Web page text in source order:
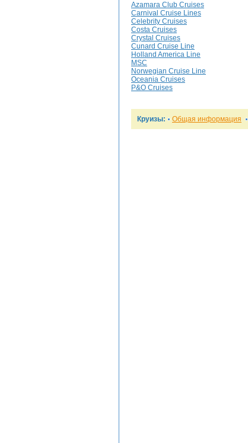
Azamara Club Cruises
Carnival Cruise Lines
Celebrity Cruises
Costa Cruises
Crystal Cruises
Cunard Cruise Line
Holland America Line
MSC
Norwegian Cruise Line
Oceania Cruises
P&O Cruises
Круизы: Общая информация